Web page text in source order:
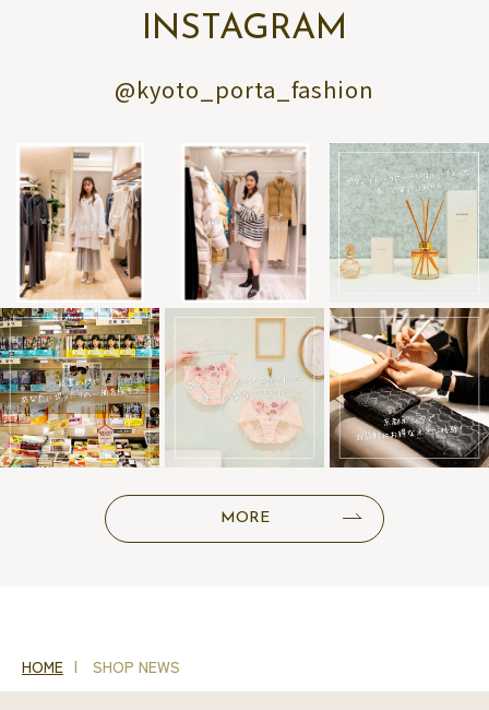
INSTAGRAM
@kyoto_porta_fashion
MORE
HOME SHOP NEWS